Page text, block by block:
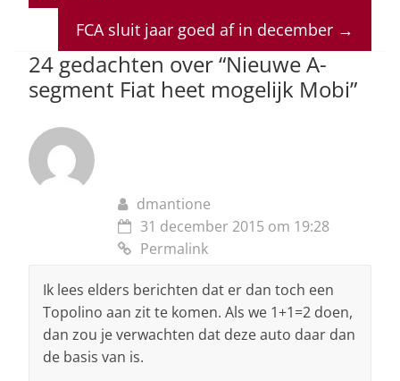
p
p
o
o
k
n s
FCA sluit jaar goed af in december →
24 gedachten over “Nieuwe A-
segment Fiat heet mogelijk Mobi”
dmantione
31 december 2015 om 19:28
Permalink
Ik lees elders berichten dat er dan toch een
Topolino aan zit te komen. Als we 1+1=2 doen,
dan zou je verwachten dat deze auto daar dan
de basis van is.